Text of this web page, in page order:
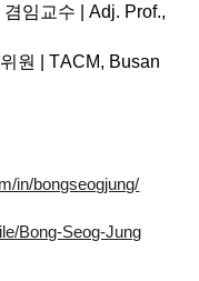
임교수 | Adj. Prof.,
원 | TACM, Busan
in/bongseogjung/
Bong-Seog-Jung